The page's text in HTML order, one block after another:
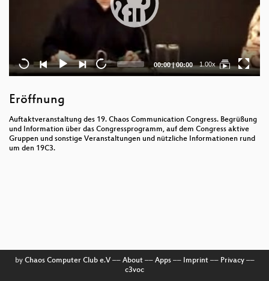
Current
time
00:00|Total
duration
00:00 1.00x
Eröffnung
Auftaktveranstaltung des 19. Chaos Communication Congress. Begrüßung
und Information über das Congressprogramm, auf dem Congress aktive
Gruppen und sonstige Veranstaltungen und nützliche Informationen rund
um den 19C3.
by Chaos Computer Club e.V–– About–– Apps–– Imprint–– Privacy––
c3voc